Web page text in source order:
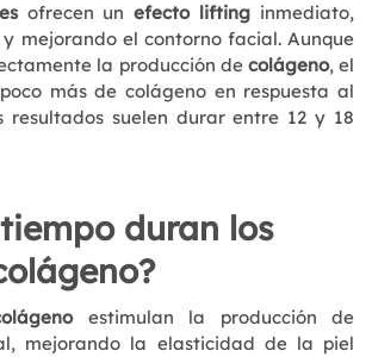
ofrecen unefecto lifting inmediato,
mejorando el contorno facial. Aunque
la producción de colágeno, el
más de colágeno en respuesta al
resultados suelen durar entre 12 y 18
duran los
estimulan la producción de
mejorando la elasticidad de la piel